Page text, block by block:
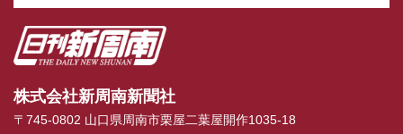
株式会社新周南新聞社
〒745-0802 山口県周南市栗屋二葉屋開作1035-18